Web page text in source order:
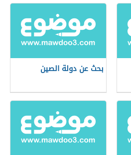
بحث عن دولة الصين